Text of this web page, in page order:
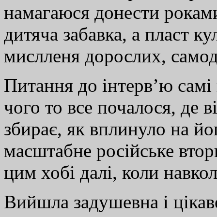
намагаюся донести
дитяча забавка, а пласт
мислленя дорослих,
Питання до інтерв’ю самі
чого то все почалося, де
збирає, як вплинуло на
масштабне російське
цим хобі далі, коли
Вийшла задушевна і